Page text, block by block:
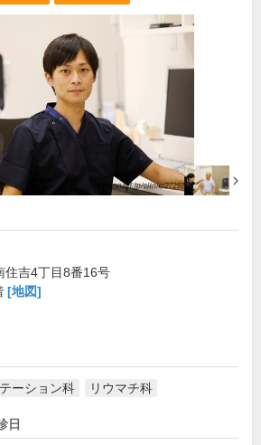
住吉4丁目8番16号
[地図]
ーション科 リウマチ科
日